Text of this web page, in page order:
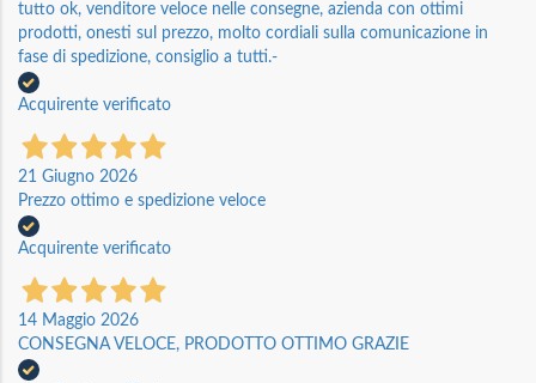
tutto ok, venditore veloce nelle consegne, azienda con ottimi
prodotti, onesti sul prezzo, molto cordiali sulla comunicazione in
fase di spedizione, consiglio a tutti.-
Acquirente verificato
21 Giugno 2026
Prezzo ottimo e spedizione veloce
Acquirente verificato
14 Maggio 2026
CONSEGNA VELOCE, PRODOTTO OTTIMO GRAZIE